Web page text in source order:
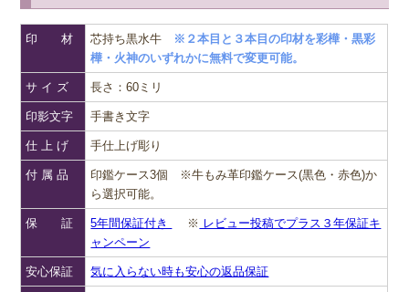
印 材 芯持ち黒水牛
※２本目と３本目の印材を彩樺・黒彩
樺・火神のいずれかに無料で変更可能。
サ イ ズ 長さ：60ミリ
印影文字 手書き文字
仕 上 げ 手仕上げ彫り
付 属 品
印鑑ケース3個 ※牛もみ革印鑑ケース(黒色・赤色)か
ら選択可能。
保 証 5年間保証付き ※ レビュー投稿でプラス３年保証キ
ャンペーン
安心保証 気に入らない時も安心の返品保証